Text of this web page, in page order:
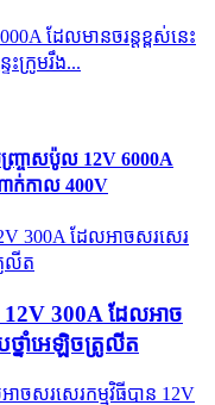
ដែលមានចរន្តខ្ពស់នេះ
ះក្រូមរឹង...
ច្រាសប៉ូល 12V 6000A
ាក់កាល 400V
12V 300A ដែលអាច
ថ្នាំអេឡិចត្រូលីត
ាចសរសេរកម្មវិធីបាន 12V